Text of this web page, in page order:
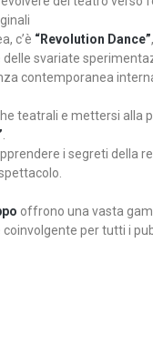
c’è “Revolution Dance”
delle svariate
contemporanea
teatrali e mettersi alla
i segreti della
offrono una vasta
per tutti i